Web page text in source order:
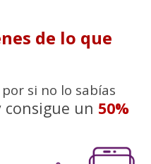
de lo que
si no lo sabías
consigue un 50%